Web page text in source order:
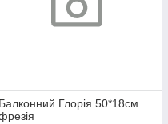
Балконний Глорія 50*18см